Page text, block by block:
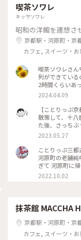
めぞの #梅園
れます😊 店内
人席になり 通
した😊 中庭が
ちょっと甘い
うお店です😊 #京都カフェ #パフェ活2024 #みたらし団子 #秋
の彩り #クラシ
喫茶ソワレ
キッサソワレ
昭和の洋館を連想さ
京都駅・河原町・京
カフェ, スイーツ・
喫茶ソワレさん
列ができてい
2時間くらいあ
つ間も皆さん
ク💓 結局1時間
席に着きまし
💙 ぶどうの透
だのはご存じゼ
りにかざすと
炭酸もいい！
って口に入れ
食べ終わって
コーヒーでも
列ができてい
特別な空間に会いに行きた
2024.04.09
【ことりっぷ
散策して、十
た後、さっちぶ
レ」さんに向か
ていると覚悟
せんでした😄
いグループば
プも😊 私はヨ
チフロートを
したが、落ち
2023.05.27
ことりっぷ三
河原町の老舗純
ぎて 河原町に
次々と呼ばれ
を守っておら
れた落ち着いた
和の香りが漂っ
かったです。
で ひっそりと
きを楽しむこと
2022.10.02
抹茶館 MACCHA
京都駅・河原町・京
カフェ, スイーツ・